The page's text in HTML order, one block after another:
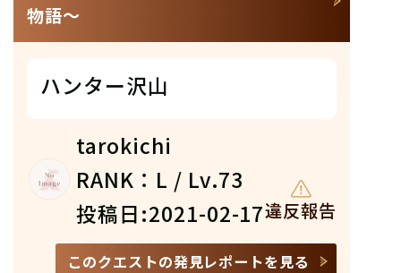
物語〜
ハンター沢山
tarokichi
RANK：L / Lv.73
投稿日:2021-02-17違反報告
このクエストの発見レポートを見る